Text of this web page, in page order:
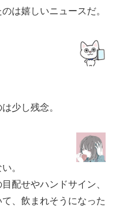
は嬉しいニュースだ。
少し残念。
。
配せやハンドサイン、
、飲まれそうになった